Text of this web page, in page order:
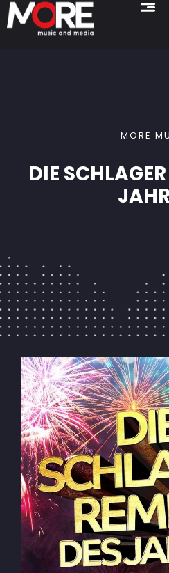
MORE
DIE